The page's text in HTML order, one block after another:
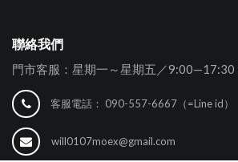
聯絡我們
門市客服：星期一～星期五／
客服電話： 090-557-6667（=Line id）
will0107moex@gmail.com